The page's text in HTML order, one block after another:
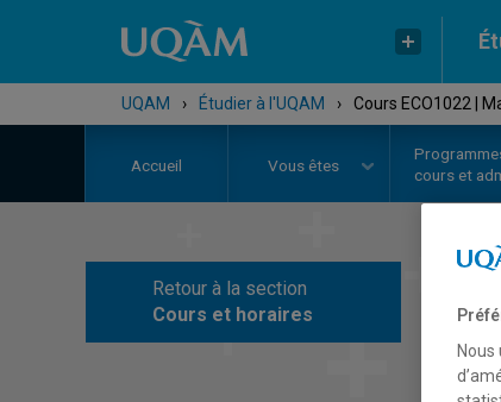
UQAM › Étudier à l'UQAM › Cours ECO1022 |
Accueil Vous êtes
cours et
Retour à la section
Cours et horaires